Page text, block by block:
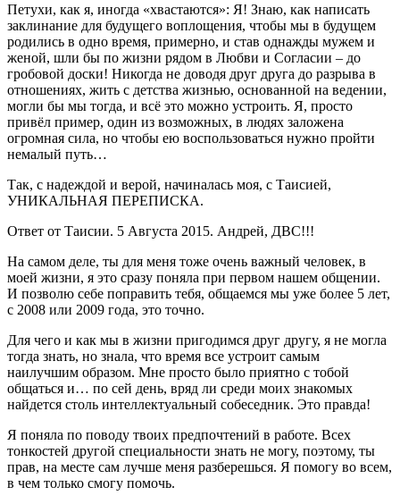
Петухи, как я, иногда «хвастаются»: Я! Знаю, как написать
заклинание для будущего воплощения, чтобы мы в будущем
родились в одно время, примерно, и став однажды мужем и
женой, шли бы по жизни рядом в Любви и Согласии – до
гробовой доски! Никогда не доводя друг друга до разрыва в
отношениях, жить с детства жизнью, основанной на ведении,
могли бы мы тогда, и всё это можно устроить. Я, просто
привёл пример, один из возможных, в людях заложена
огромная сила, но чтобы ею воспользоваться нужно пройти
немалый путь…
Так, с надеждой и верой, начиналась моя, с Таисией,
УНИКАЛЬНАЯ ПЕРЕПИСКА.
Ответ от Таисии. 5 Августа 2015. Андрей, ДВС!!!
На самом деле, ты для меня тоже очень важный человек, в
моей жизни, я это сразу поняла при первом нашем общении.
И позволю себе поправить тебя, общаемся мы уже более 5 лет,
с 2008 или 2009 года, это точно.
Для чего и как мы в жизни пригодимся друг другу, я не могла
тогда знать, но знала, что время все устроит самым
наилучшим образом. Мне просто было приятно с тобой
общаться и… по сей день, вряд ли среди моих знакомых
найдется столь интеллектуальный собеседник. Это правда!
Я поняла по поводу твоих предпочтений в работе. Всех
тонкостей другой специальности знать не могу, поэтому, ты
прав, на месте сам лучше меня разберешься. Я помогу во всем,
в чем только смогу помочь.